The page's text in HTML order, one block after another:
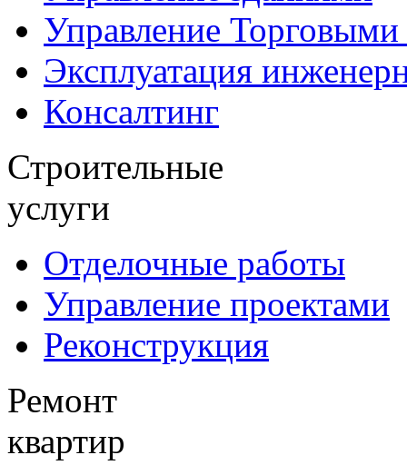
Управление
Эксплуатация
Консалтинг
Строительные
услуги
Отделочные работы
Управление проектами
Реконструкция
Ремонт
квартир